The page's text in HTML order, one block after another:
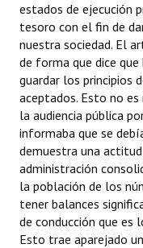
estados de ejecución
tesoro con el fin de
nuestra sociedad. El
de forma que dice
guardar los principios
aceptados. Esto no es
la audiencia pública
informaba que se
demuestra una
administración
la población de los
tener balances
de conducción que es
Esto trae aparejado